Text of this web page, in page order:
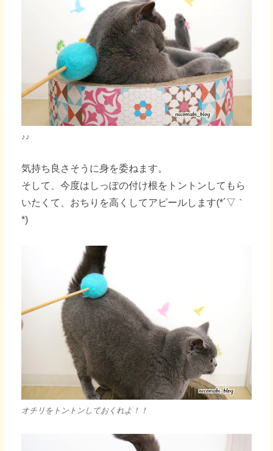
♪♪
気持ち良さそうに身を委ねます。
そして、今度はしっぽの付け根をトントンしてもら
いたくて、おちりを高くしてアピールします(*´▽｀
*)
オチリをトントンしておくれよ！！